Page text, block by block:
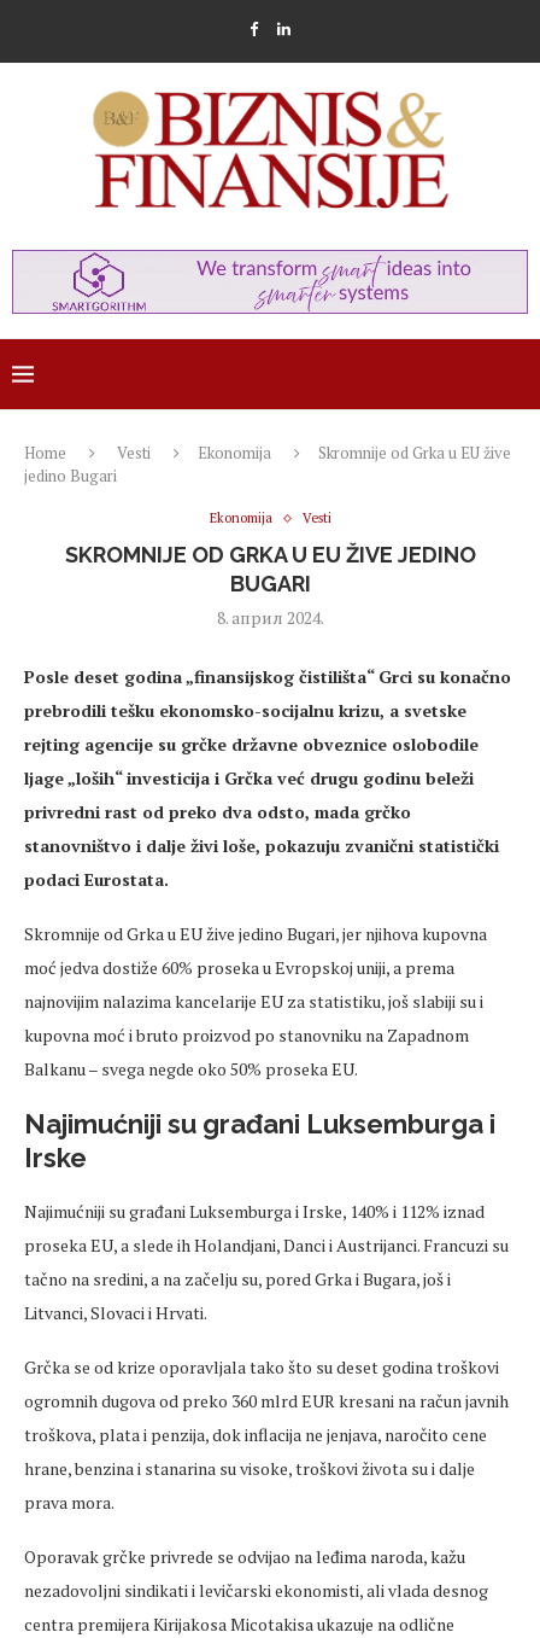
Home Vesti Ekonomija
Skromnije od Grka u EU žive
jedino Bugari
Ekonomija Vesti
SKROMNIJE OD GRKA U EU ŽIVE JEDINO
BUGARI
8. април 2024.
Posle deset godina „finansijskog čistilišta“ Grci su konačno
prebrodili tešku ekonomsko-socijalnu krizu, a svetske
rejting agencije su grčke državne obveznice oslobodile
ljage „loših“ investicija i Grčka već drugu godinu beleži
privredni rast od preko dva odsto, mada grčko
stanovništvo i dalje živi loše, pokazuju zvanični statistički
podaci Eurostata.
Skromnije od Grka u EU žive jedino Bugari, jer njihova kupovna
moć jedva dostiže 60% proseka u Evropskoj uniji, a prema
najnovijim nalazima kancelarije EU za statistiku, još slabiji su i
kupovna moć i bruto proizvod po stanovniku na Zapadnom
Balkanu – svega negde oko 50% proseka EU.
Najimućniji su građani Luksemburga i
Irske
Najimućniji su građani Luksemburga i Irske, 140% i 112% iznad
proseka EU, a slede ih Holandjani, Danci i Austrijanci. Francuzi su
tačno na sredini, a na začelju su, pored Grka i Bugara, još i
Litvanci, Slovaci i Hrvati.
Grčka se od krize oporavljala tako što su deset godina troškovi
ogromnih dugova od preko 360 mlrd EUR kresani na račun javnih
troškova, plata i penzija, dok inflacija ne jenjava, naročito cene
hrane, benzina i stanarina su visoke, troškovi života su i dalje
prava mora.
Oporavak grčke privrede se odvijao na leđima naroda, kažu
nezadovoljni sindikati i levičarski ekonomisti, ali vlada desnog
centra premijera Kirijakosa Micotakisa ukazuje na odlične